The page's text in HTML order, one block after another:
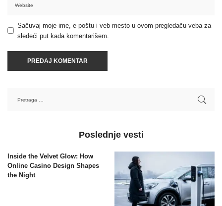
Sačuvaj moje ime, e-poštu i veb mesto u ovom pregledaču veba za
sledeći put kada komentarišem.
Poslednje vesti
Inside the Velvet Glow: How
Online Casino Design Shapes
the Night